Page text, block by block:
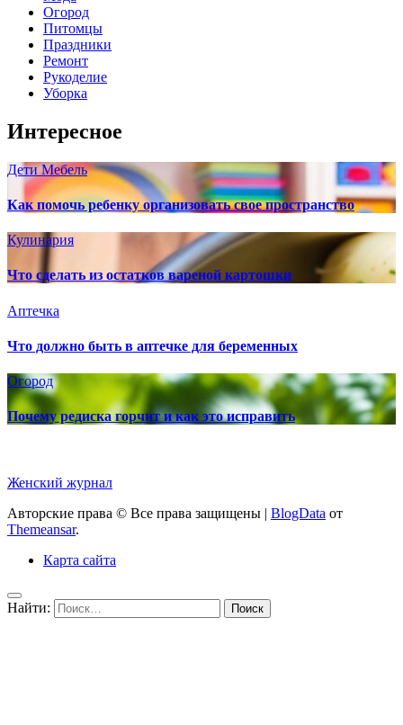
Огород
Питомцы
Праздники
Ремонт
Рукоделие
Уборка
Интересное
ДетиМебель
Как помочь ребенку организовать свое пространство
Кулинария
Что сделать из остатков вареной картошки
Аптечка
Что должно быть в аптечке для беременных
Огород
Почему редиска горчит и как это исправить
Женский журнал
Авторские права © Все права защищены | BlogData от
Themeansar.
Карта сайта
Найти: